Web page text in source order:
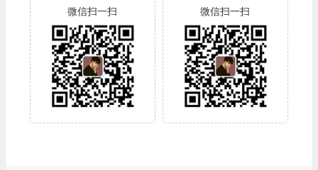
微信扫一扫
微信扫一扫